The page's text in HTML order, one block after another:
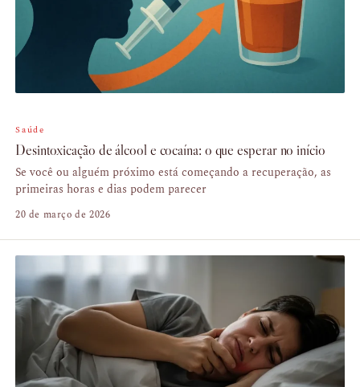
Saúde
Desintoxicação de álcool e cocaína: o que esperar no início
Se você ou alguém próximo está começando a recuperação, as
primeiras horas e dias podem parecer
20 de março de 2026